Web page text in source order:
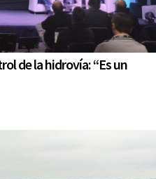
de la hidrovía: “Es un